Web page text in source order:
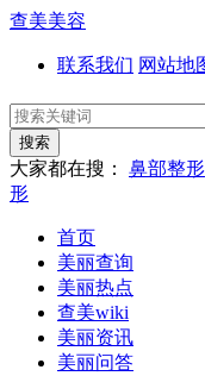
查美美容
联系我们 网站地
搜索
大家都在搜： 鼻部整形
形
首页
美丽查询
美丽热点
查美wiki
美丽资讯
美丽问答